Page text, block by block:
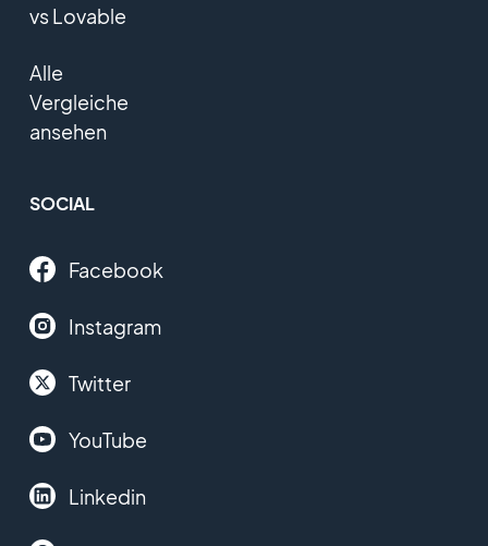
vs Lovable
Alle
Vergleiche
ansehen
SOCIAL
Facebook
Instagram
Twitter
YouTube
Linkedin